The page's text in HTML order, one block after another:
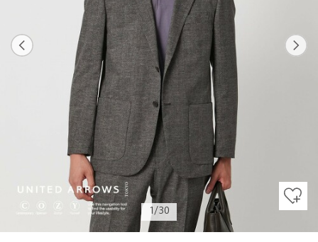
1/30